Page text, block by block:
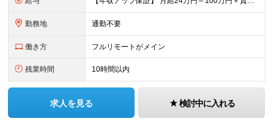
勤務地 通勤不要
働き方 フルリモートがメイン
残業時間 10時間以内
求人を見る 検討中に入れる